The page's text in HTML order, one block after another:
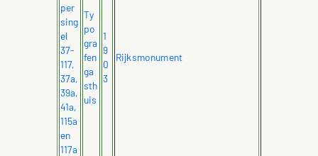
per
sing
el
37-
117,
37a,
39a,
41a,
115a
en
117a
Ty
po
gra
fen
ga
sth
uis
1
9
0
3
Rijksmonument